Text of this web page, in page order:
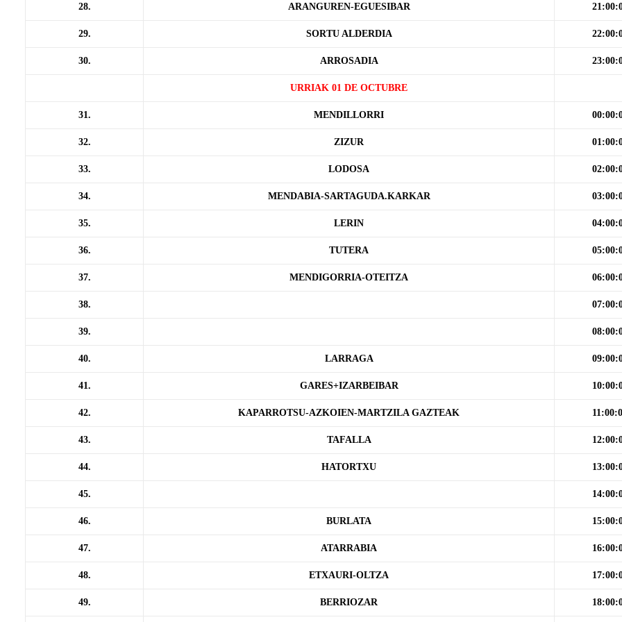
28. ARANGUREN-EGUESIBAR
29. SORTU ALDERDIA
30. ARROSADIA
URRIAK 01 DE OCTUBRE
31. MENDILLORRI
32. ZIZUR
33. LODOSA
34. MENDABIA-SARTAGUDA.KARKAR
35. LERIN
36. TUTERA
37. MENDIGORRIA-OTEITZA
38.
39.
40. LARRAGA
41. GARES+IZARBEIBAR
42. KAPARROTSU-AZKOIEN-MARTZILA GAZTEAK
43. TAFALLA
44. HATORTXU
45.
46. BURLATA
47. ATARRABIA
48. ETXAURI-OLTZA
49. BERRIOZAR